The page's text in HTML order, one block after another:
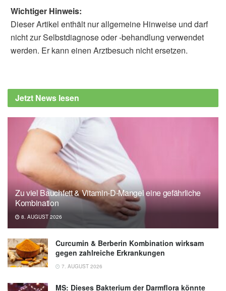
Wichtiger Hinweis:
Dieser Artikel enthält nur allgemeine Hinweise und darf
nicht zur Selbstdiagnose oder -behandlung verwendet
werden. Er kann einen Arztbesuch nicht ersetzen.
Jetzt News lesen
Zu viel Bauchfett & Vitamin-D-Mangel eine gefährliche
Kombination
8. AUGUST 2026
Curcumin & Berberin Kombination wirksam
gegen zahlreiche Erkrankungen
7. AUGUST 2026
MS: Dieses Bakterium der Darmflora könnte